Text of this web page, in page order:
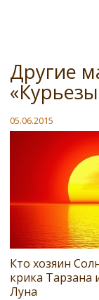
Другие
05.06.2015
Кто хозяин
крика Тарзана
Луна